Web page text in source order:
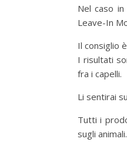
Nel caso
Leave-In
Il consiglio
I risultati
fra i capelli.
Li sentirai
Tutti i
sugli